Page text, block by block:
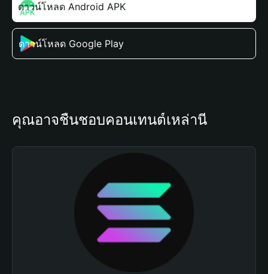
ดาวน์โหลด Android APK
ดาวน์โหลด Google Play
คุณอาจชื่นชอบคอนเทนต์เหล่านี้